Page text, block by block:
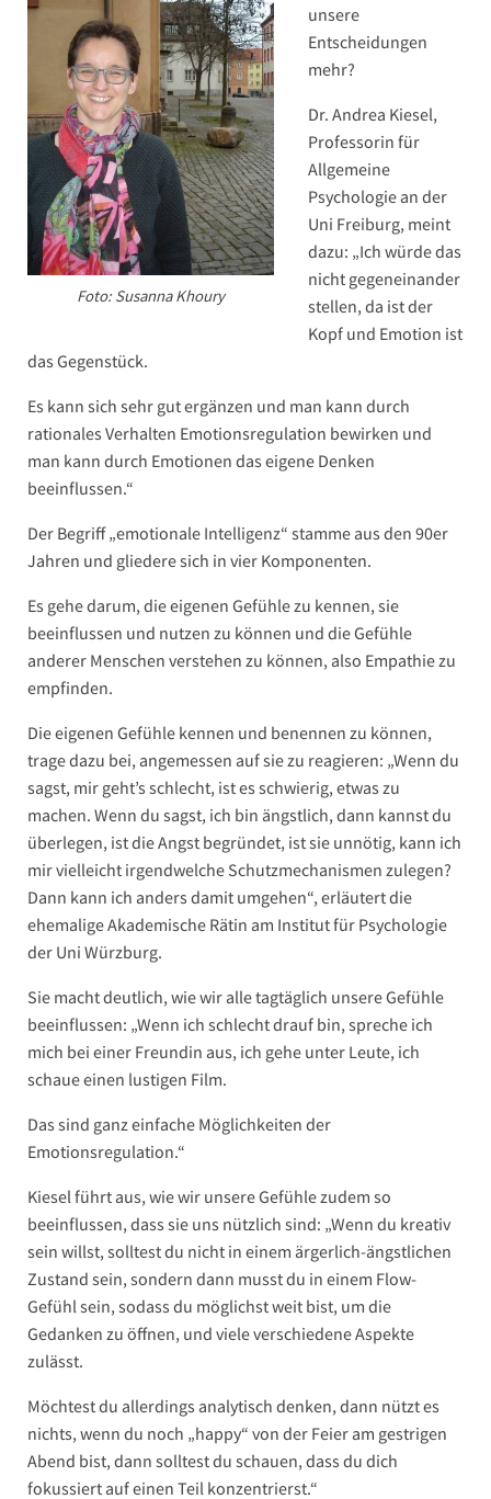
Foto: Susanna Khoury
unsere
Entscheidungen
mehr?
Dr. Andrea Kiesel,
Professorin für
Allgemeine
Psychologie an der
Uni Freiburg, meint
dazu: „Ich würde das
nicht gegeneinander
stellen, da ist der
Kopf und Emotion ist
das Gegenstück.
Es kann sich sehr gut ergänzen und man kann durch
rationales Verhalten Emotionsregulation bewirken und
man kann durch Emotionen das eigene Denken
beeinflussen.“
Der Begriff „emotionale Intelligenz“ stamme aus den 90er
Jahren und gliedere sich in vier Komponenten.
Es gehe darum, die eigenen Gefühle zu kennen, sie
beeinflussen und nutzen zu können und die Gefühle
anderer Menschen verstehen zu können, also Empathie zu
empfinden.
Die eigenen Gefühle kennen und benennen zu können,
trage dazu bei, angemessen auf sie zu reagieren: „Wenn du
sagst, mir geht’s schlecht, ist es schwierig, etwas zu
machen. Wenn du sagst, ich bin ängstlich, dann kannst du
überlegen, ist die Angst begründet, ist sie unnötig, kann ich
mir vielleicht irgendwelche Schutzmechanismen zulegen?
Dann kann ich anders damit umgehen“, erläutert die
ehemalige Akademische Rätin am Institut für Psychologie
der Uni Würzburg.
Sie macht deutlich, wie wir alle tagtäglich unsere Gefühle
beeinflussen: „Wenn ich schlecht drauf bin, spreche ich
mich bei einer Freundin aus, ich gehe unter Leute, ich
schaue einen lustigen Film.
Das sind ganz einfache Möglichkeiten der
Emotionsregulation.“
Kiesel führt aus, wie wir unsere Gefühle zudem so
beeinflussen, dass sie uns nützlich sind: „Wenn du kreativ
sein willst, solltest du nicht in einem ärgerlich-ängstlichen
Zustand sein, sondern dann musst du in einem Flow-
Gefühl sein, sodass du möglichst weit bist, um die
Gedanken zu öffnen, und viele verschiedene Aspekte
zulässt.
Möchtest du allerdings analytisch denken, dann nützt es
nichts, wenn du noch „happy“ von der Feier am gestrigen
Abend bist, dann solltest du schauen, dass du dich
fokussiert auf einen Teil konzentrierst.“